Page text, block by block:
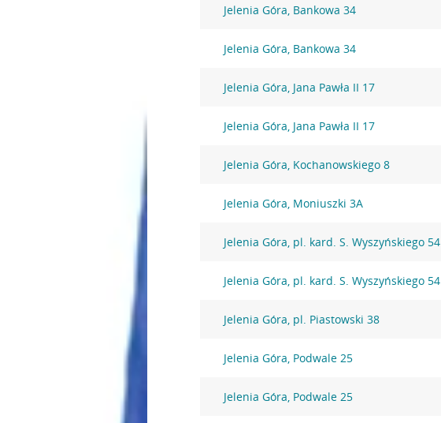
Jelenia Góra, Bankowa 34
Jelenia Góra, Bankowa 34
Jelenia Góra, Jana Pawła II 17
Jelenia Góra, Jana Pawła II 17
Jelenia Góra, Kochanowskiego 8
Jelenia Góra, Moniuszki 3A
Jelenia Góra, pl. kard. S. Wyszyńskiego 54
Jelenia Góra, pl. kard. S. Wyszyńskiego 54
Jelenia Góra, pl. Piastowski 38
Jelenia Góra, Podwale 25
Jelenia Góra, Podwale 25